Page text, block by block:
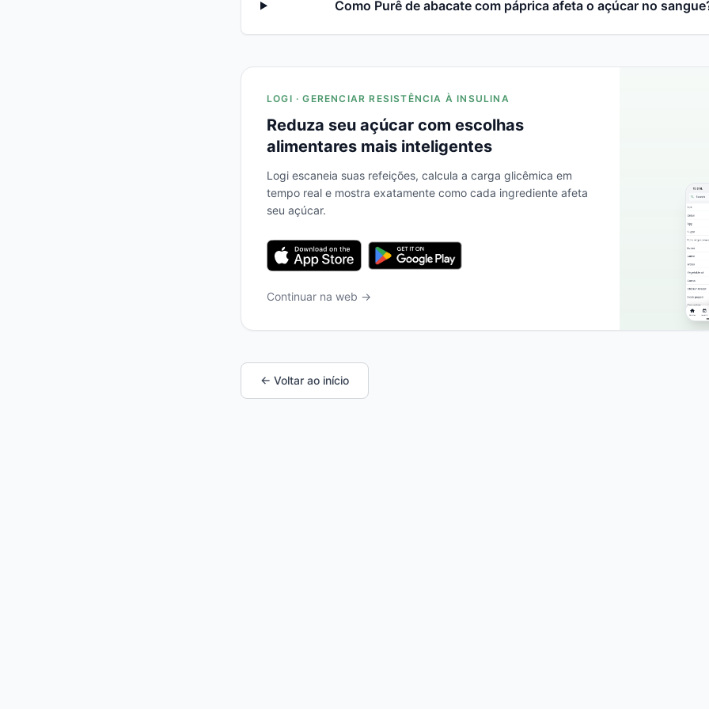
Como Purê de abacate com páprica afeta o açúcar no
LOGI · GERENCIAR RESISTÊNCIA À INSULINA
Reduza seu açúcar com escolhas
alimentares mais inteligentes
Logi escaneia suas refeições, calcula a carga glicêmica em
tempo real e mostra exatamente como cada ingrediente afeta
seu açúcar.
Continuar na web →
← Voltar ao início